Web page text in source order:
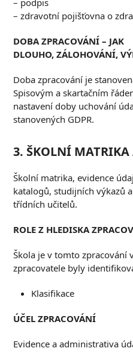
– podpis
– zdravotní pojišťovna o
DOBA ZPRACOVÁNÍ– JAK
DLOUHO,ZÁLOHOVÁNÍ,
Doba zpracování je
Spisovým a skartačním
nastavení doby uchování
stanovených GDPR.
3. ŠKOLNÍ MATRIKA
Školní matrika, evidence
katalogů, studijních výkazů
třídních učitelů.
ROLE Z HLEDISKA
Škola je v tomto zpracování
zpracovatele byly
Klasifikace
ÚČEL ZPRACOVÁNÍ
Evidence a administrativa